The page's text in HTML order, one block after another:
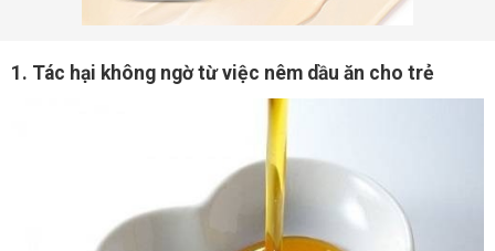
1. Tác hại không ngờ từ việc nêm dầu ăn cho trẻ